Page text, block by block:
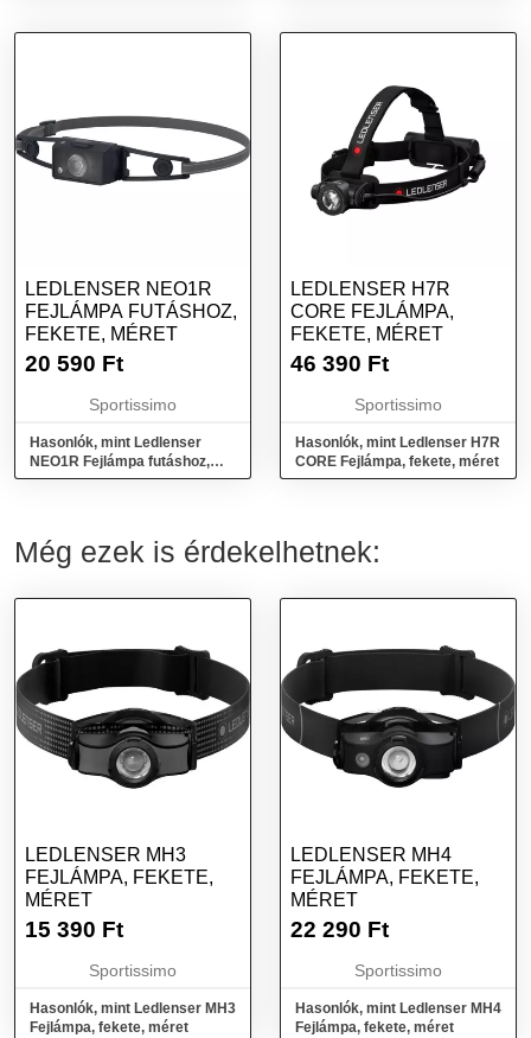
LEDLENSER NEO1R
FEJLÁMPA FUTÁSHOZ,
FEKETE, MÉRET
20 590 Ft
Sportissimo
Hasonlók, mint Ledlenser
NEO1R Fejlámpa futáshoz,
fekete, méret
LEDLENSER H7R
CORE FEJLÁMPA,
FEKETE, MÉRET
46 390 Ft
Sportissimo
Hasonlók, mint Ledlenser H7R
CORE Fejlámpa, fekete, méret
Még ezek is érdekelhetnek:
LEDLENSER MH3
FEJLÁMPA, FEKETE,
MÉRET
15 390 Ft
Sportissimo
Hasonlók, mint Ledlenser MH3
Fejlámpa, fekete, méret
LEDLENSER MH4
FEJLÁMPA, FEKETE,
MÉRET
22 290 Ft
Sportissimo
Hasonlók, mint Ledlenser MH4
Fejlámpa, fekete, méret